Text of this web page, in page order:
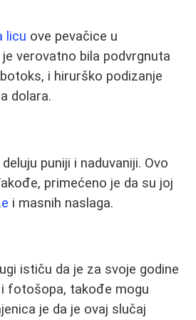
licu ove pevačice u
verovatno bila podvrgnuta
i hirurško podizanje
dolara.
puniji i naduvaniji. Ovo
primećeno je da su joj
i masnih naslaga.
ističu da je za svoje godine
fotošopa, takođe mogu
je da je ovaj slučaj